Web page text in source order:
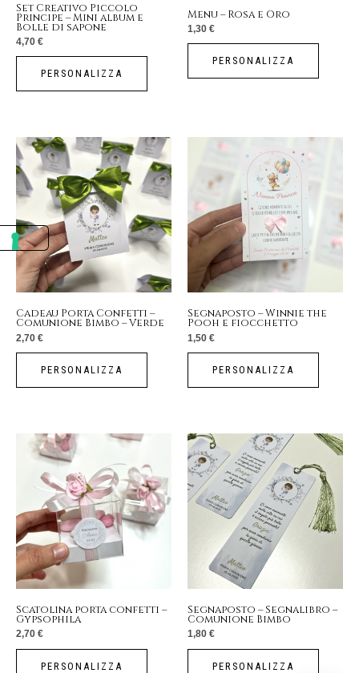
Set Creativo Piccolo
Principe – Mini album e
Bolle di sapone
4,70 €
PERSONALIZZA
Menu – Rosa e Oro
1,30 €
PERSONALIZZA
Cadeau Porta Confetti –
Comunione Bimbo – Verde
2,70 €
PERSONALIZZA
Segnaposto – Winnie the
Pooh e fiocchetto
1,50 €
PERSONALIZZA
Scatolina porta confetti –
Gypsophila
2,70 €
PERSONALIZZA
Segnaposto – Segnalibro –
Comunione Bimbo
1,80 €
PERSONALIZZA